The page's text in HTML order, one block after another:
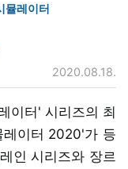
뮬레이터
2020.08.18.
이터' 시리즈의 최
레이터 2020'가 등
인 시리즈와 장르